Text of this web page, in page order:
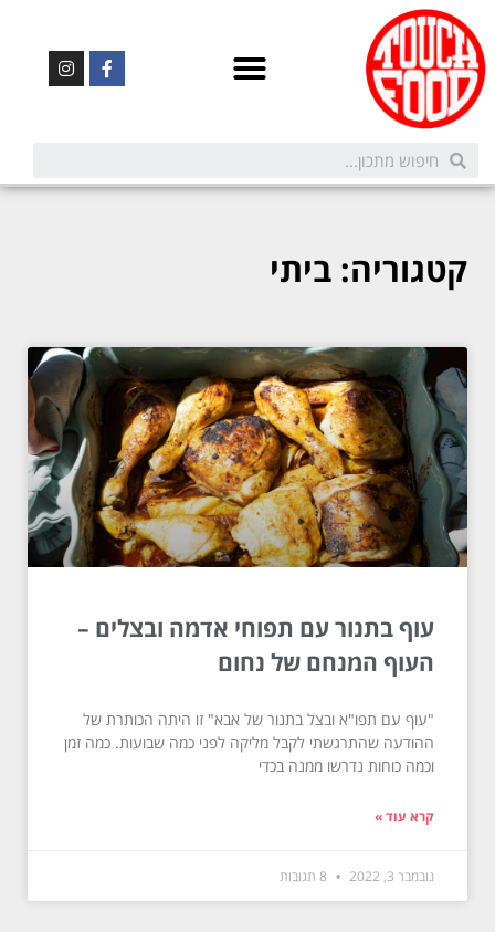
קטגוריה: ביתי
עוף בתנור עם תפוחי אדמה ובצלים –
העוף המנחם של נחום
"עוף עם תפו"א ובצל בתנור של אבא" זו היתה הכותרת של
ההודעה שהתרגשתי לקבל מליקה לפני כמה שבועות. כמה זמן
וכמה כוחות נדרשו ממנה בכדי
קרא עוד »
נובמבר 3, 2022